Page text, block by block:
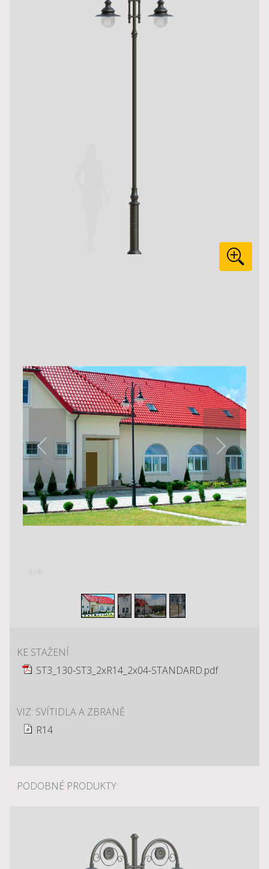
/ 4
KE STAŽENÍ
ST3_130-ST3_2xR14_2x04-STANDARD.pdf
VIZ: SVÍTIDLA A ZBRANĚ
R14
PODOBNÉ PRODUKTY: